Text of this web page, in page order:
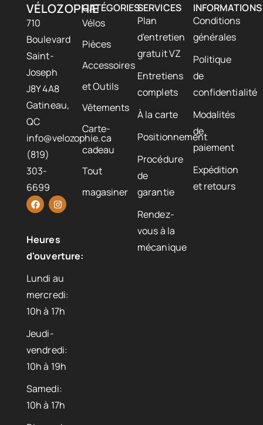
VÉLOZOPHIE
710
Boulevard
Saint-
Joseph
J8Y 4A8
Gatineau,
QC
info@velozophie.ca
(819)
303-
6699
Heures
d'ouverture:
Lundi au
mercredi:
10h à 17h
Jeudi-
vendredi:
10h à 19h
Samedi:
10h à 17h
CATÉGORIES
Vélos
Pièces
Accessoires
et Outils
Vêtements
Carte-
cadeau
Tout
magasiner
SERVICES
Plan
d'entretien
gratuit VZ
Entretiens
complets
À la carte
Positionnement
Procédure
de
garantie
Rendez-
vous à la
mécanique
INFORMATIONS
Conditions
générales
Politique
de
confidentialité
Modalités
de
paiement
Expédition
et retours